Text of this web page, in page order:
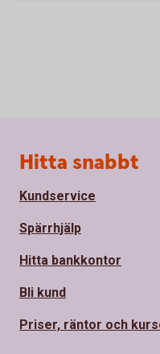
Sidfot
Hitta snabbt
Kundservice
Spärrhjälp
Hitta bankkontor
Bli kund
Priser, räntor och